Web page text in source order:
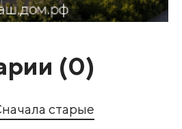
(0)
старые